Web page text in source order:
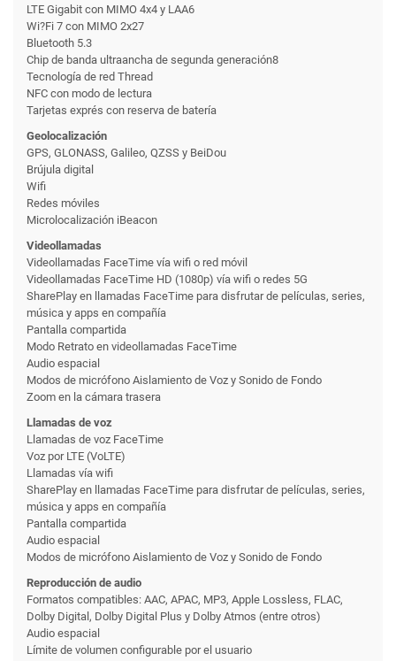
LTE Gigabit con MIMO 4x4 y LAA6
Wi?Fi 7 con MIMO 2x27
Bluetooth 5.3
Chip de banda ultraancha de segunda generación8
Tecnología de red Thread
NFC con modo de lectura
Tarjetas exprés con reserva de batería
Geolocalización
GPS, GLONASS, Galileo, QZSS y BeiDou
Brújula digital
Wifi
Redes móviles
Microlocalización iBeacon
Videollamadas
Videollamadas FaceTime vía wifi o red móvil
Videollamadas FaceTime HD (1080p) vía wifi o redes 5G
SharePlay en llamadas FaceTime para disfrutar de películas, series,
música y apps en compañía
Pantalla compartida
Modo Retrato en videollamadas FaceTime
Audio espacial
Modos de micrófono Aislamiento de Voz y Sonido de Fondo
Zoom en la cámara trasera
Llamadas de voz
Llamadas de voz FaceTime
Voz por LTE (VoLTE)
Llamadas vía wifi
SharePlay en llamadas FaceTime para disfrutar de películas, series,
música y apps en compañía
Pantalla compartida
Audio espacial
Modos de micrófono Aislamiento de Voz y Sonido de Fondo
Reproducción de audio
Formatos compatibles: AAC, APAC, MP3, Apple Lossless, FLAC,
Dolby Digital, Dolby Digital Plus y Dolby Atmos (entre otros)
Audio espacial
Límite de volumen configurable por el usuario